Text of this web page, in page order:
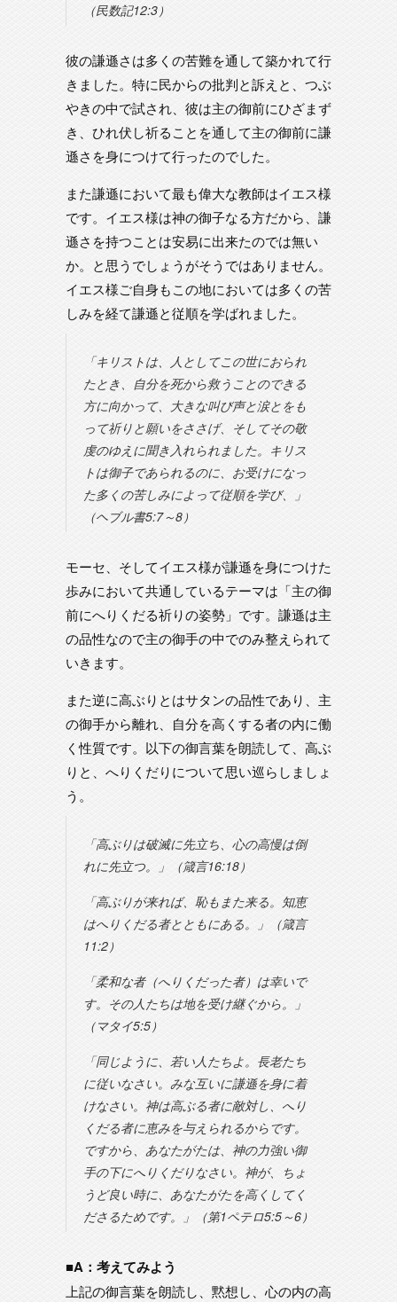
（民数記12:3）
彼の謙遜さは多くの苦難を通して築かれて行
きました。特に民からの批判と訴えと、つぶ
やきの中で試され、彼は主の御前にひざまず
き、ひれ伏し祈ることを通して主の御前に謙
遜さを身につけて行ったのでした。
また謙遜において最も偉大な教師はイエス様
です。イエス様は神の御子なる方だから、謙
遜さを持つことは安易に出来たのでは無い
か。と思うでしょうがそうではありません。
イエス様ご自身もこの地においては多くの苦
しみを経て謙遜と従順を学ばれました。
「キリストは、人としてこの世におられ
たとき、自分を死から救うことのできる
方に向かって、大きな叫び声と涙とをも
って祈りと願いをささげ、そしてその敬
虔のゆえに聞き入れられました。キリス
トは御子であられるのに、お受けになっ
た多くの苦しみによって従順を学び、」
（ヘブル書5:7～8）
モーセ、そしてイエス様が謙遜を身につけた
歩みにおいて共通しているテーマは「主の御
前にへりくだる祈りの姿勢」です。謙遜は主
の品性なので主の御手の中でのみ整えられて
いきます。
また逆に高ぶりとはサタンの品性であり、主
の御手から離れ、自分を高くする者の内に働
く性質です。以下の御言葉を朗読して、高ぶ
りと、へりくだりについて思い巡らしましょ
う。
「高ぶりは破滅に先立ち、心の高慢は倒
れに先立つ。」（箴言16:18）
「高ぶりが来れば、恥もまた来る。知恵
はへりくだる者とともにある。」（箴言
11:2）
「柔和な者（へりくだった者）は幸いで
す。その人たちは地を受け継ぐから。」
（マタイ5:5）
「同じように、若い人たちよ。長老たち
に従いなさい。みな互いに謙遜を身に着
けなさい。神は高ぶる者に敵対し、へり
くだる者に恵みを与えられるからです。
ですから、あなたがたは、神の力強い御
手の下にへりくだりなさい。神が、ちょ
うど良い時に、あなたがたを高くしてく
ださるためです。」（第1ペテロ5:5～6）
■A：考えてみよう
上記の御言葉を朗読し、黙想し、心の内の高